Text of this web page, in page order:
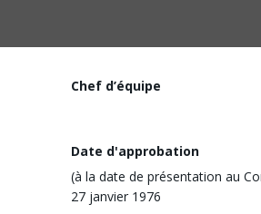
Chef d’équipe
Date d'approbation
(à la date de présentation au
27 janvier 1976